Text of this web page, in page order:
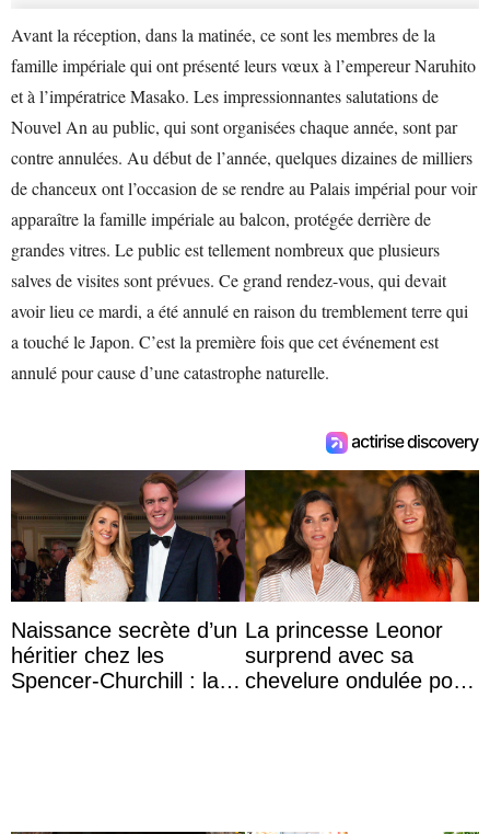
Avant la réception, dans la matinée, ce sont les membres de la
famille impériale qui ont présenté leurs vœux à l’empereur Naruhito
et à l’impératrice Masako. Les impressionnantes salutations de
Nouvel An au public, qui sont organisées chaque année, sont par
contre annulées. Au début de l’année, quelques dizaines de milliers
de chanceux ont l’occasion de se rendre au Palais impérial pour voir
apparaître la famille impériale au balcon, protégée derrière de
grandes vitres. Le public est tellement nombreux que plusieurs
salves de visites sont prévues. Ce grand rendez-vous, qui devait
avoir lieu ce mardi, a été annulé en raison du tremblement terre qui
a touché le Japon. C’est la première fois que cet événement est
annulé pour cause d’une catastrophe naturelle.
Naissance secrète d’un
héritier chez les
Spencer-Churchill : la
La princesse Leonor
surprend avec sa
chevelure ondulée pour